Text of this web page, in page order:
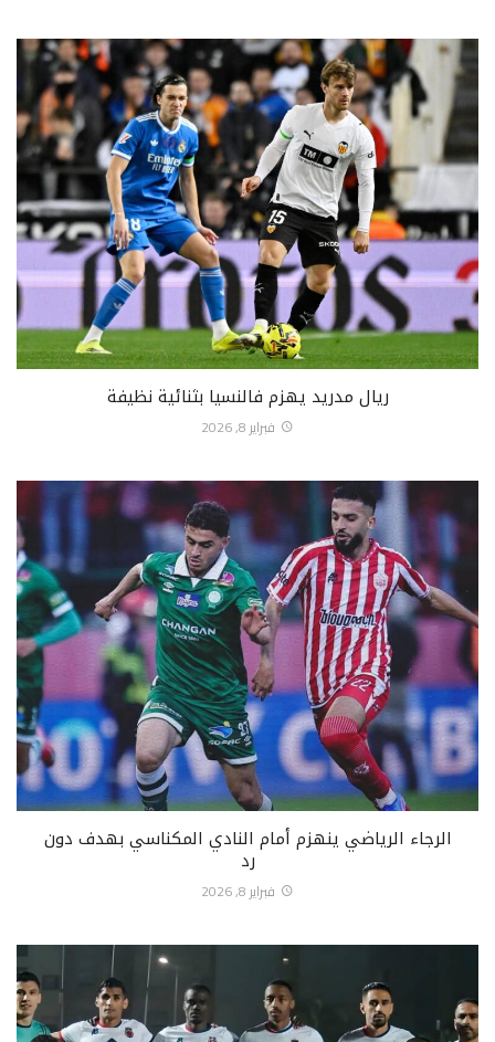
ريال مدريد يهزم فالنسيا بثنائية نظيفة
فبراير 8, 2026
الرجاء الرياضي ينهزم أمام النادي المكناسي بهدف دون
رد
فبراير 8, 2026